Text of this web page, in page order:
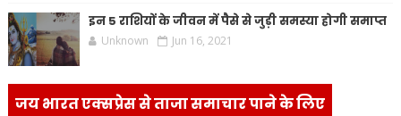
इन 5 राशियों के जीवन में पैसे से जुड़ी समस्या होगी समाप्त
Unknown Jun 16, 2021
जय भारत एक्सप्रेस से ताजा समाचार पाने के लिए